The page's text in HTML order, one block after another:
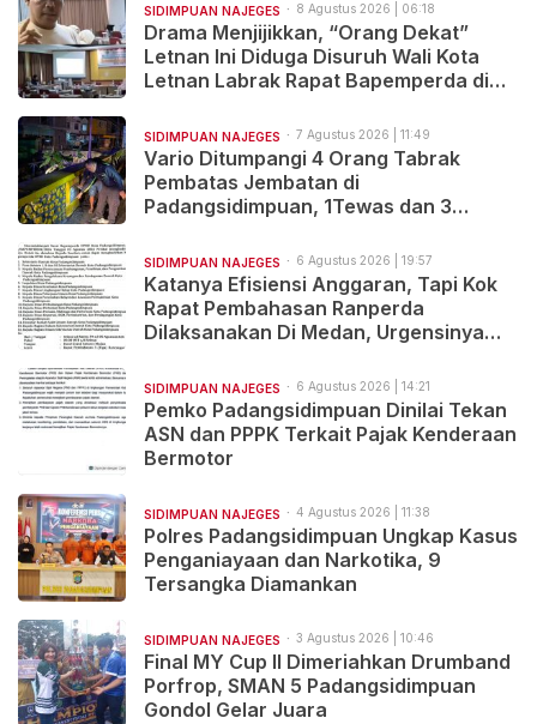
SIDIMPUAN NAJEGES 8 Agustus 2026 | 06:18
Drama Menjijikkan, “Orang Dekat”
Letnan Ini Diduga Disuruh Wali Kota
Letnan Labrak Rapat Bapemperda di
SIDIMPUAN NAJEGES 7 Agustus 2026 | 11:49
Vario Ditumpangi 4 Orang Tabrak
Pembatas Jembatan di
Padangsidimpuan, 1Tewas dan 3
SIDIMPUAN NAJEGES 6 Agustus 2026 | 19:57
Katanya Efisiensi Anggaran, Tapi Kok
Rapat Pembahasan Ranperda
Dilaksanakan Di Medan, Urgensinya
SIDIMPUAN NAJEGES 6 Agustus 2026 | 14:21
Pemko Padangsidimpuan Dinilai Tekan
ASN dan PPPK Terkait Pajak Kenderaan
Bermotor
SIDIMPUAN NAJEGES 4 Agustus 2026 | 11:38
Polres Padangsidimpuan Ungkap Kasus
Penganiayaan dan Narkotika, 9
Tersangka Diamankan
SIDIMPUAN NAJEGES 3 Agustus 2026 | 10:46
Final MY Cup II Dimeriahkan Drumband
Porfrop, SMAN 5 Padangsidimpuan
Gondol Gelar Juara